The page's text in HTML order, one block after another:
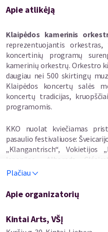
Žibuoklė Martinaitytė –
che ali – „Mirror“ (2025)
Emre Şener – „Southward“
Kristupas Bubnelis –
Cem Güven – „Glass Frog“
Žibuoklė Martinaitytė –
(2019)
peizažą“. Tai kraštovaizdis,
kūniškai – tarsi taikant
dalis „Vasara“ subtiliai
Muzikoje laikas lėtėja,
virpesiais, o garsinė erdvė
Žibuoklės Martinaitytės
Lenkijoje, Vokietijoje,
koncertai buvo surengti
Apie atlikėją
Klaipėdos kamerinis
reprezentuojantis orkestras,
koncertinių programų
kamerinių orkestrų. Orkestro
daugiau nei 500 skirtingų
Klaipėdos koncertų salės
koncertų tradicijas,
programomis.
KKO nuolat kviečiamas
pasaulio festivaliuose:
„Klangantrisch“, Vokietijos
Ispanijos „Alborada
„Glasperlenspiel“,
Klaipėdos kamerinis
tarptautiniu lygmeniu su
Kolektyvo koncertai
Plačiau
Apie organizatorių
Kintai Arts, VŠĮ